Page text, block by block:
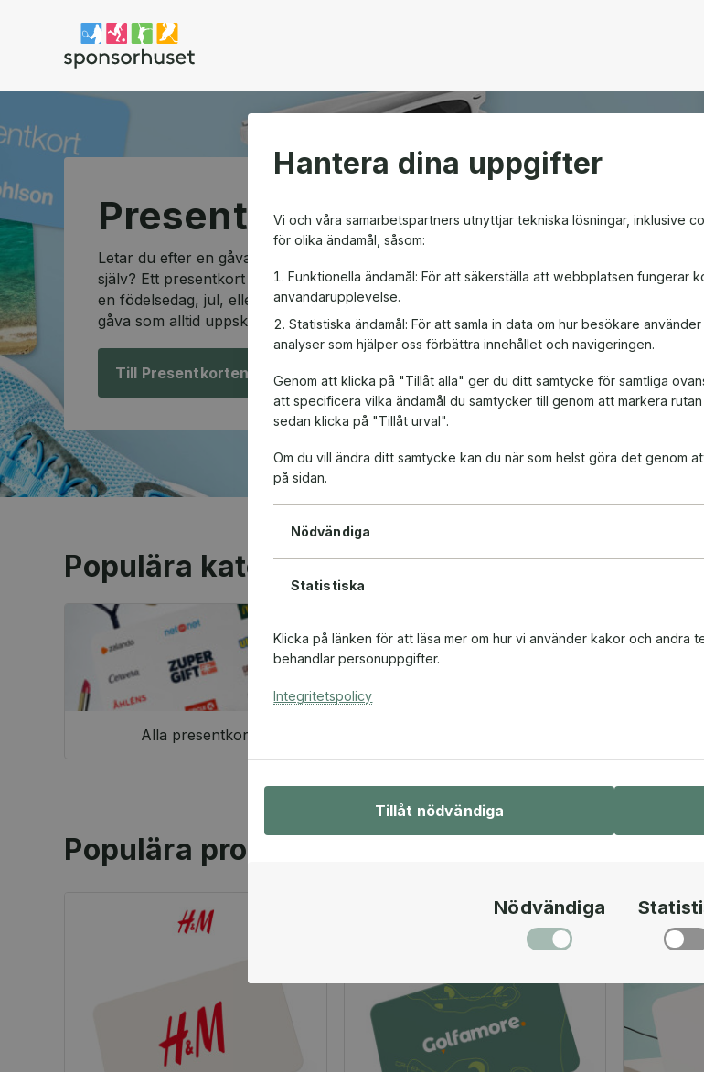
Hantera dina uppgifter
Vi och våra samarbetspartners utnyttjar tekniska lösningar, inklusive
för olika ändamål, såsom:
Funktionella ändamål: För att säkerställa att webbplatsen fungerar
användarupplevelse.
Statistiska ändamål: För att samla in data om hur besökare
analyser som hjälper oss förbättra innehållet och navigeringen.
Genom att klicka på "Tillåt alla" ger du ditt samtycke för samtliga
att specificera vilka ändamål du samtycker till genom att markera
sedan klicka på "Tillåt urval".
Om du vill ändra ditt samtycke kan du när som helst göra det genom
på sidan.
Nödvändiga
Statistiska
Klicka på länken för att läsa mer om hur vi använder kakor och andra
behandlar personuppgifter.
Integritetspolicy
Tillåt nödvändiga
Nödvändiga
Sponsorhuset shop
Presentkortsshopen
Letar du efter en gåva som passar alla och som ger friheten att välja
själv? Ett presentkort är den perfekta lösningen! Oavsett om det är till
en födelsedag, jul, eller en speciell anledning, är ett presentkort en
gåva som alltid uppskattas.
Till Presentkorten!
Populära kategorier
Alla presentkort
Populära produkter